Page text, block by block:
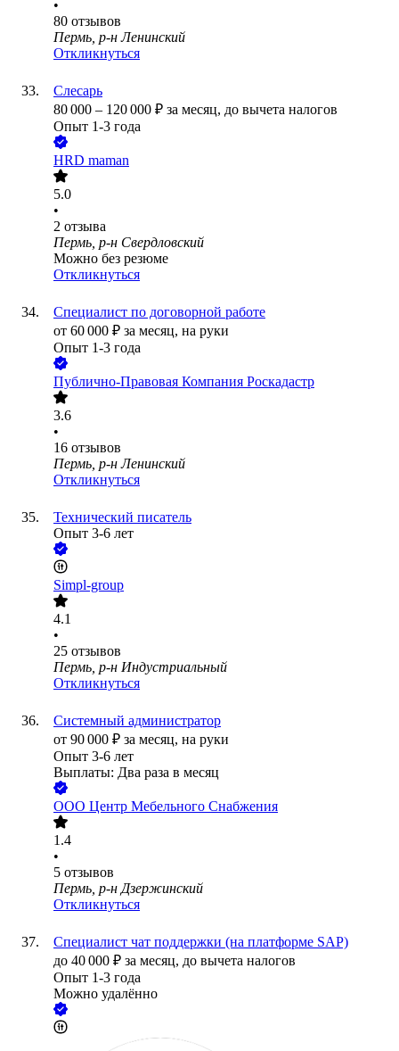
•
80 отзывов
Пермь, р-н Ленинский
Откликнуться
Слесарь
80 000 – 120 000 ₽ за месяц, до вычета налогов
Опыт 1-3 года
HRD maman
5.0
•
2 отзыва
Пермь, р-н Свердловский
Можно без резюме
Откликнуться
Специалист по договорной работе
от 60 000 ₽ за месяц, на руки
Опыт 1-3 года
Публично-Правовая Компания Роскадастр
3.6
•
16 отзывов
Пермь, р-н Ленинский
Откликнуться
Технический писатель
Опыт 3-6 лет
Simpl-group
4.1
•
25 отзывов
Пермь, р-н Индустриальный
Откликнуться
Системный администратор
от 90 000 ₽ за месяц, на руки
Опыт 3-6 лет
Выплаты: Два раза в месяц
ООО Центр Мебельного Снабжения
1.4
•
5 отзывов
Пермь, р-н Дзержинский
Откликнуться
Специалист чат поддержки (на платформе SAP)
до 40 000 ₽ за месяц, до вычета налогов
Опыт 1-3 года
Можно удалённо